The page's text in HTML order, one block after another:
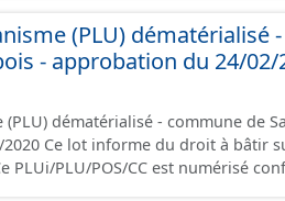
orientations d'aménagement et
papier font foi et sont
(PLU) dématérialisé
- approbation du 24/02/
dématérialisé - commune de
de
PLUi/PLU/POS/CC est numérisé